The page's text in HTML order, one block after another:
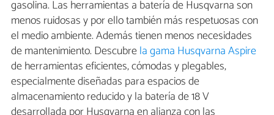
gasolina. Las herramientas a batería de Husqvarna son
menos ruidosas y por ello también más respetuosas con
el medio ambiente. Además tienen menos necesidades
de mantenimiento. Descubrela gama Husqvarna Aspire
de herramientas eficientes, cómodas y plegables,
especialmente diseñadas para espacios de
almacenamiento reducido y la batería de 18 V